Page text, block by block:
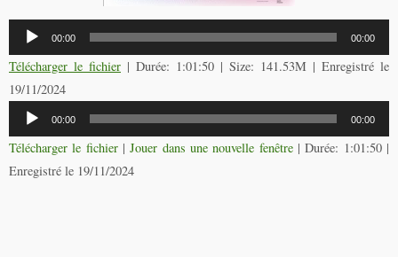
Lecteur
audio
00:00 00:00
Télécharger le fichier | Durée: 1:01:50 | Size: 141.53M | Enregistré le
19/11/2024
Lecteur
audio
00:00 00:00
Télécharger le fichier|Jouer dans une nouvelle fenêtre|Durée: 1:01:50|
Enregistré le 19/11/2024